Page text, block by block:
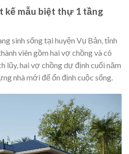
kế mẫu biệt thự 1 tầng
sinh sống tại huyện Vụ Bản, tỉnh
viên gồm hai vợ chồng và cô
lũy, hai vợ chồng dự định cuối năm
nhà mới để ổn định cuộc sống.